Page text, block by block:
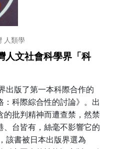
人類學
人文社會科學界「科
出版了第一本科際合作的
科際綜合性的討論》。出
批判精神而遭查禁，然禁
台皆有，絲毫不影響它的
該書被日本出版界選為